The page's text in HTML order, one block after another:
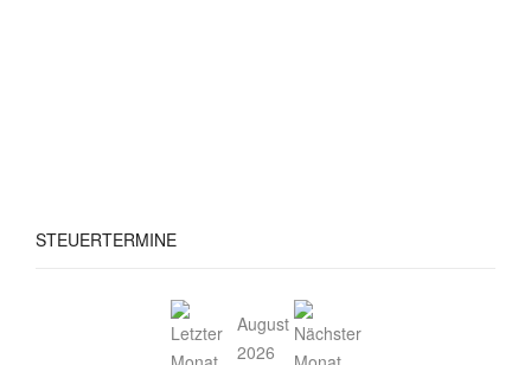
STEUERTERMINE
August
2026